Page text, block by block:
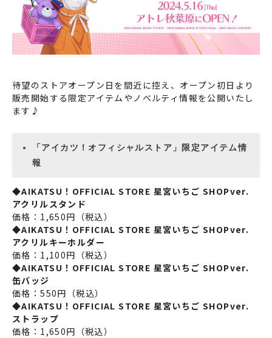
待望のストアオープン日を間近に控え、オープン初日より
販売開始する限定アイテムやノベルティ情報を公開いたし
ます♪
「アイカツ！オフィシャルストア」限定アイテム情
報
◆AIKATSU！OFFICIAL STORE 星宮いちご SHOPver.
アクリルスタンド
価格：1,650円（税込）
◆AIKATSU！OFFICIAL STORE 星宮いちご SHOPver.
アクリルキーホルダー
価格：1,100円（税込）
◆AIKATSU！OFFICIAL STORE 星宮いちご SHOPver.
缶バッジ
価格：550円（税込）
◆AIKATSU！OFFICIAL STORE 星宮いちご SHOPver.
ストラップ
価格：1,650円（税込）